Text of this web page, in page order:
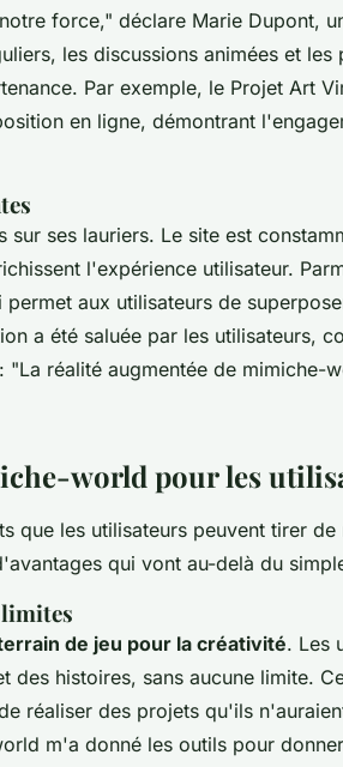
force," déclare Marie Dupont,
les discussions animées et
Par exemple, le Projet Art
en ligne, démontrant
ses lauriers. Le site est
l'expérience utilisateur.
permet aux utilisateurs de
a été saluée par les utilisateurs,
"La réalité augmentée de mimiche-
world pour les
que les utilisateurs peuvent tirer
qui vont au-delà du
limites
de jeu pour la créativité. Les
des histoires, sans aucune limite.
réaliser des projets qu'ils
m'a donné les outils pour